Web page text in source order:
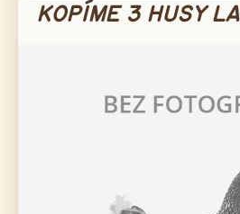
KOPÍME 3 HUSY